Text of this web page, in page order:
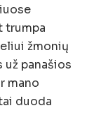
trumpa
žmonių
už panašios
mano
duoda